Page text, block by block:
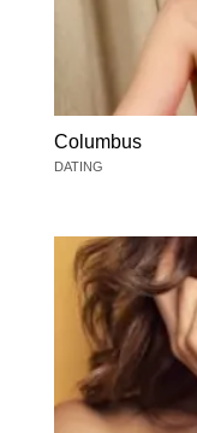
Columbus
DATING